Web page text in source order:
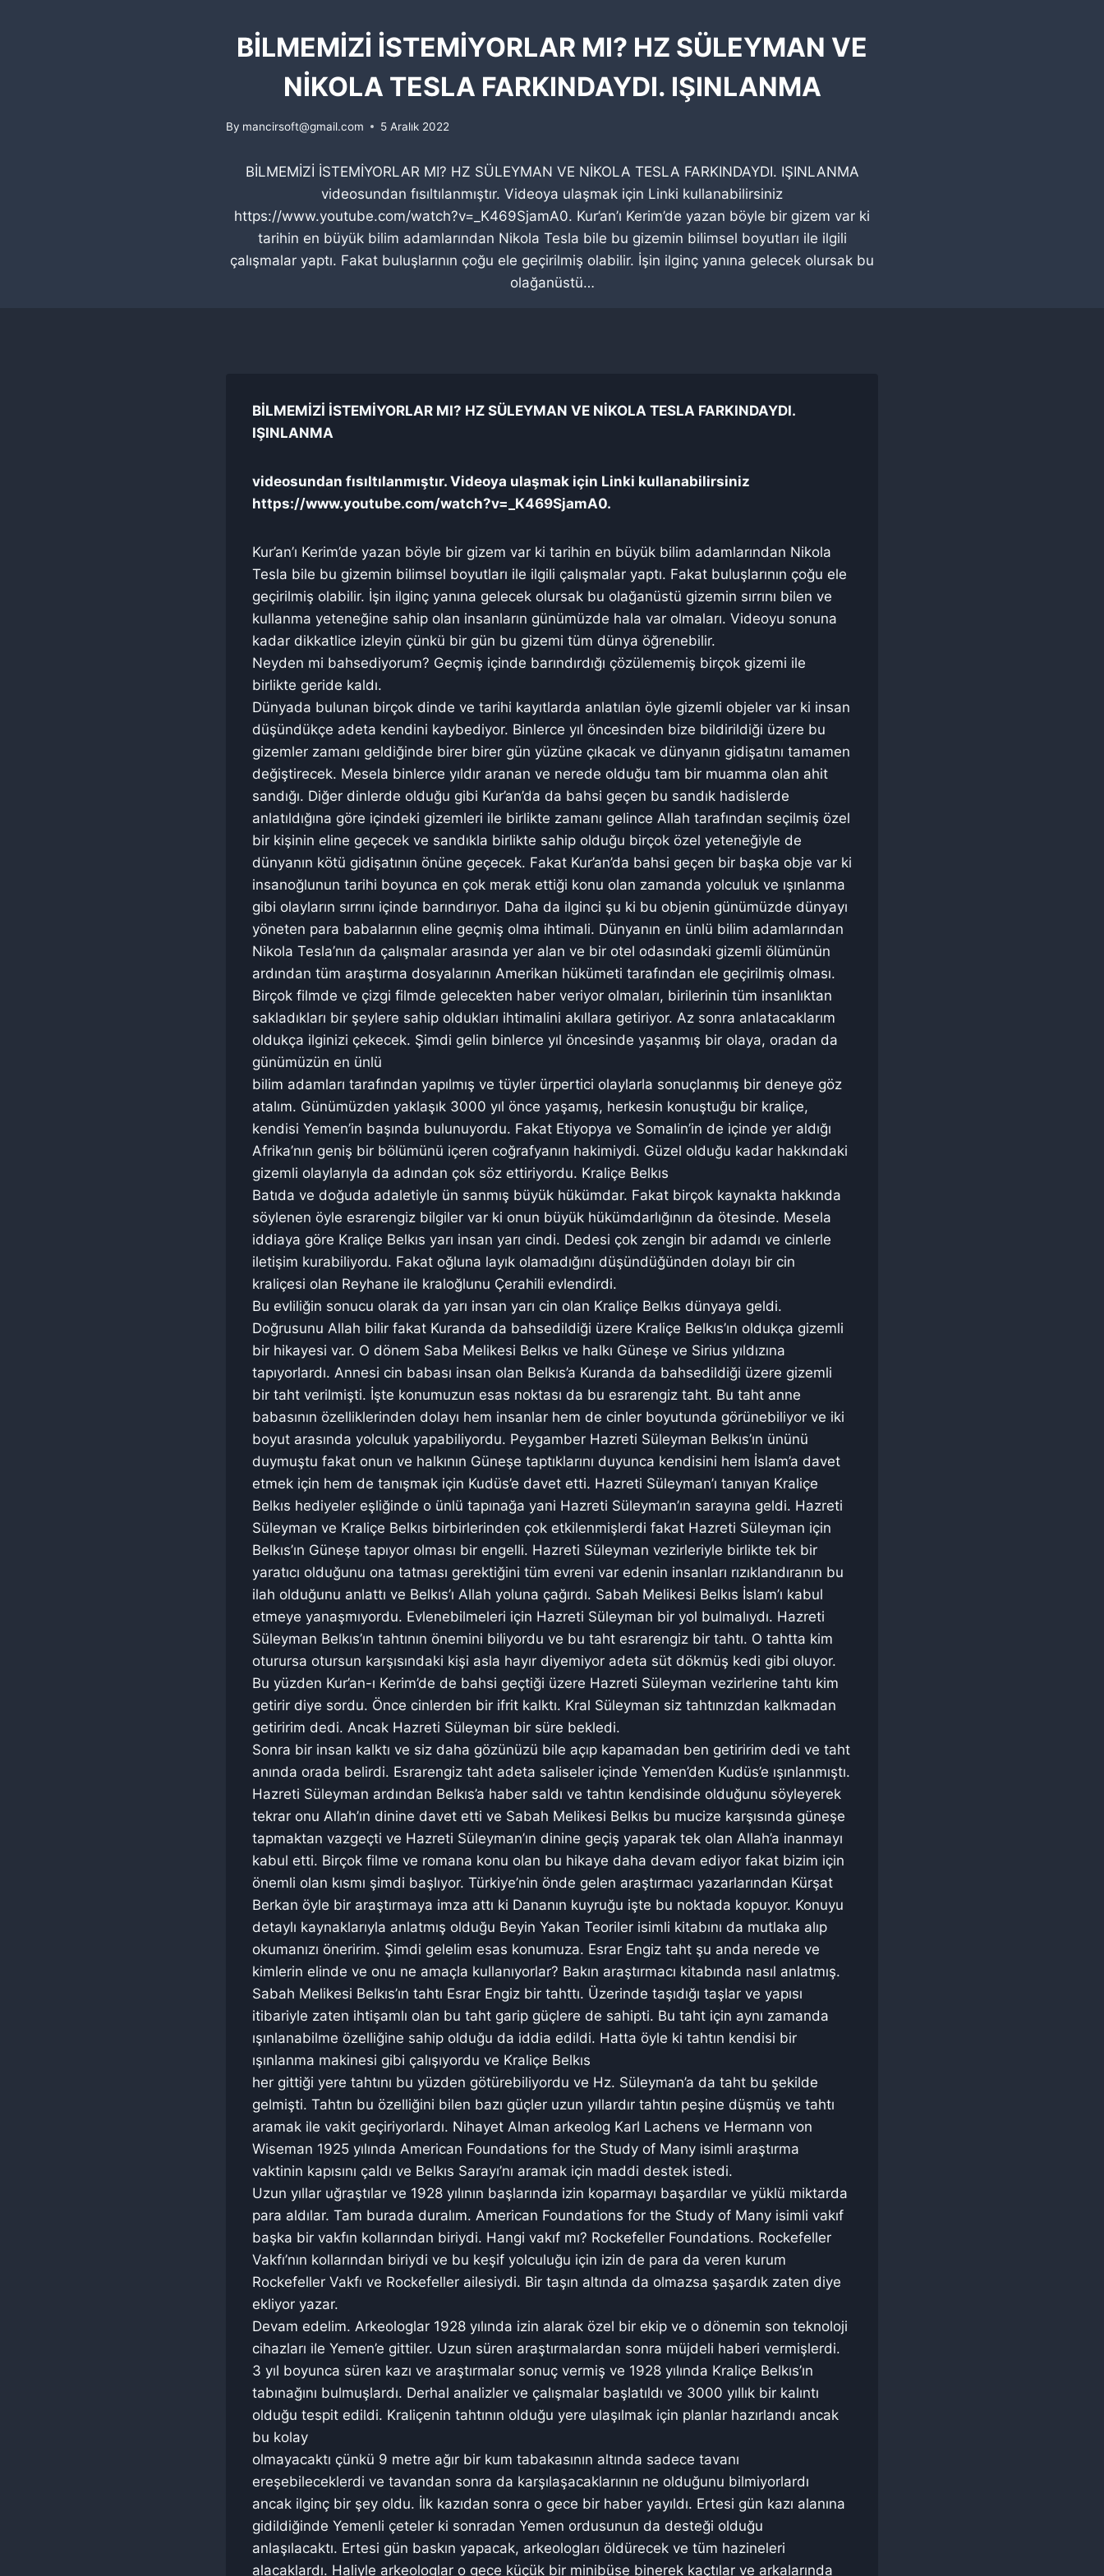
BİLMEMİZİ İSTEMİYORLAR MI? HZ SÜLEYMAN VE
NİKOLA TESLA FARKINDAYDI. IŞINLANMA
By mancirsoft@gmail.com 5 Aralık 2022
BİLMEMİZİ İSTEMİYORLAR MI? HZ SÜLEYMAN VE NİKOLA TESLA FARKINDAYDI. IŞINLANMA
videosundan fısıltılanmıştır. Videoya ulaşmak için Linki kullanabilirsiniz
https://www.youtube.com/watch?v=_K469SjamA0. Kur’an’ı Kerim’de yazan böyle bir gizem var ki
tarihin en büyük bilim adamlarından Nikola Tesla bile bu gizemin bilimsel boyutları ile ilgili
çalışmalar yaptı. Fakat buluşlarının çoğu ele geçirilmiş olabilir. İşin ilginç yanına gelecek olursak bu
olağanüstü…
BİLMEMİZİ İSTEMİYORLAR MI? HZ SÜLEYMAN VE NİKOLA TESLA FARKINDAYDI.
IŞINLANMA
videosundan fısıltılanmıştır. Videoya ulaşmak için Linki kullanabilirsiniz
https://www.youtube.com/watch?v=_K469SjamA0.
Kur’an’ı Kerim’de yazan böyle bir gizem var ki tarihin en büyük bilim adamlarından Nikola
Tesla bile bu gizemin bilimsel boyutları ile ilgili çalışmalar yaptı. Fakat buluşlarının çoğu ele
geçirilmiş olabilir. İşin ilginç yanına gelecek olursak bu olağanüstü gizemin sırrını bilen ve
kullanma yeteneğine sahip olan insanların günümüzde hala var olmaları. Videoyu sonuna
kadar dikkatlice izleyin çünkü bir gün bu gizemi tüm dünya öğrenebilir.
Neyden mi bahsediyorum? Geçmiş içinde barındırdığı çözülememiş birçok gizemi ile
birlikte geride kaldı.
Dünyada bulunan birçok dinde ve tarihi kayıtlarda anlatılan öyle gizemli objeler var ki insan
düşündükçe adeta kendini kaybediyor. Binlerce yıl öncesinden bize bildirildiği üzere bu
gizemler zamanı geldiğinde birer birer gün yüzüne çıkacak ve dünyanın gidişatını tamamen
değiştirecek. Mesela binlerce yıldır aranan ve nerede olduğu tam bir muamma olan ahit
sandığı. Diğer dinlerde olduğu gibi Kur’an’da da bahsi geçen bu sandık hadislerde
anlatıldığına göre içindeki gizemleri ile birlikte zamanı gelince Allah tarafından seçilmiş özel
bir kişinin eline geçecek ve sandıkla birlikte sahip olduğu birçok özel yeteneğiyle de
dünyanın kötü gidişatının önüne geçecek. Fakat Kur’an’da bahsi geçen bir başka obje var ki
insanoğlunun tarihi boyunca en çok merak ettiği konu olan zamanda yolculuk ve ışınlanma
gibi olayların sırrını içinde barındırıyor. Daha da ilginci şu ki bu objenin günümüzde dünyayı
yöneten para babalarının eline geçmiş olma ihtimali. Dünyanın en ünlü bilim adamlarından
Nikola Tesla’nın da çalışmalar arasında yer alan ve bir otel odasındaki gizemli ölümünün
ardından tüm araştırma dosyalarının Amerikan hükümeti tarafından ele geçirilmiş olması.
Birçok filmde ve çizgi filmde gelecekten haber veriyor olmaları, birilerinin tüm insanlıktan
sakladıkları bir şeylere sahip oldukları ihtimalini akıllara getiriyor. Az sonra anlatacaklarım
oldukça ilginizi çekecek. Şimdi gelin binlerce yıl öncesinde yaşanmış bir olaya, oradan da
günümüzün en ünlü
bilim adamları tarafından yapılmış ve tüyler ürpertici olaylarla sonuçlanmış bir deneye göz
atalım. Günümüzden yaklaşık 3000 yıl önce yaşamış, herkesin konuştuğu bir kraliçe,
kendisi Yemen’in başında bulunuyordu. Fakat Etiyopya ve Somalin’in de içinde yer aldığı
Afrika’nın geniş bir bölümünü içeren coğrafyanın hakimiydi. Güzel olduğu kadar hakkındaki
gizemli olaylarıyla da adından çok söz ettiriyordu. Kraliçe Belkıs
Batıda ve doğuda adaletiyle ün sanmış büyük hükümdar. Fakat birçok kaynakta hakkında
söylenen öyle esrarengiz bilgiler var ki onun büyük hükümdarlığının da ötesinde. Mesela
iddiaya göre Kraliçe Belkıs yarı insan yarı cindi. Dedesi çok zengin bir adamdı ve cinlerle
iletişim kurabiliyordu. Fakat oğluna layık olamadığını düşündüğünden dolayı bir cin
kraliçesi olan Reyhane ile kraloğlunu Çerahili evlendirdi.
Bu evliliğin sonucu olarak da yarı insan yarı cin olan Kraliçe Belkıs dünyaya geldi.
Doğrusunu Allah bilir fakat Kuranda da bahsedildiği üzere Kraliçe Belkıs’ın oldukça gizemli
bir hikayesi var. O dönem Saba Melikesi Belkıs ve halkı Güneşe ve Sirius yıldızına
tapıyorlardı. Annesi cin babası insan olan Belkıs’a Kuranda da bahsedildiği üzere gizemli
bir taht verilmişti. İşte konumuzun esas noktası da bu esrarengiz taht. Bu taht anne
babasının özelliklerinden dolayı hem insanlar hem de cinler boyutunda görünebiliyor ve iki
boyut arasında yolculuk yapabiliyordu. Peygamber Hazreti Süleyman Belkıs’ın ününü
duymuştu fakat onun ve halkının Güneşe taptıklarını duyunca kendisini hem İslam’a davet
etmek için hem de tanışmak için Kudüs’e davet etti. Hazreti Süleyman’ı tanıyan Kraliçe
Belkıs hediyeler eşliğinde o ünlü tapınağa yani Hazreti Süleyman’ın sarayına geldi. Hazreti
Süleyman ve Kraliçe Belkıs birbirlerinden çok etkilenmişlerdi fakat Hazreti Süleyman için
Belkıs’ın Güneşe tapıyor olması bir engelli. Hazreti Süleyman vezirleriyle birlikte tek bir
yaratıcı olduğunu ona tatması gerektiğini tüm evreni var edenin insanları rızıklandıranın bu
ilah olduğunu anlattı ve Belkıs’ı Allah yoluna çağırdı. Sabah Melikesi Belkıs İslam’ı kabul
etmeye yanaşmıyordu. Evlenebilmeleri için Hazreti Süleyman bir yol bulmalıydı. Hazreti
Süleyman Belkıs’ın tahtının önemini biliyordu ve bu taht esrarengiz bir tahtı. O tahtta kim
oturursa otursun karşısındaki kişi asla hayır diyemiyor adeta süt dökmüş kedi gibi oluyor.
Bu yüzden Kur’an-ı Kerim’de de bahsi geçtiği üzere Hazreti Süleyman vezirlerine tahtı kim
getirir diye sordu. Önce cinlerden bir ifrit kalktı. Kral Süleyman siz tahtınızdan kalkmadan
getiririm dedi. Ancak Hazreti Süleyman bir süre bekledi.
Sonra bir insan kalktı ve siz daha gözünüzü bile açıp kapamadan ben getiririm dedi ve taht
anında orada belirdi. Esrarengiz taht adeta saliseler içinde Yemen’den Kudüs’e ışınlanmıştı.
Hazreti Süleyman ardından Belkıs’a haber saldı ve tahtın kendisinde olduğunu söyleyerek
tekrar onu Allah’ın dinine davet etti ve Sabah Melikesi Belkıs bu mucize karşısında güneşe
tapmaktan vazgeçti ve Hazreti Süleyman’ın dinine geçiş yaparak tek olan Allah’a inanmayı
kabul etti. Birçok filme ve romana konu olan bu hikaye daha devam ediyor fakat bizim için
önemli olan kısmı şimdi başlıyor. Türkiye’nin önde gelen araştırmacı yazarlarından Kürşat
Berkan öyle bir araştırmaya imza attı ki Dananın kuyruğu işte bu noktada kopuyor. Konuyu
detaylı kaynaklarıyla anlatmış olduğu Beyin Yakan Teoriler isimli kitabını da mutlaka alıp
okumanızı öneririm. Şimdi gelelim esas konumuza. Esrar Engiz taht şu anda nerede ve
kimlerin elinde ve onu ne amaçla kullanıyorlar? Bakın araştırmacı kitabında nasıl anlatmış.
Sabah Melikesi Belkıs’ın tahtı Esrar Engiz bir tahttı. Üzerinde taşıdığı taşlar ve yapısı
itibariyle zaten ihtişamlı olan bu taht garip güçlere de sahipti. Bu taht için aynı zamanda
ışınlanabilme özelliğine sahip olduğu da iddia edildi. Hatta öyle ki tahtın kendisi bir
ışınlanma makinesi gibi çalışıyordu ve Kraliçe Belkıs
her gittiği yere tahtını bu yüzden götürebiliyordu ve Hz. Süleyman’a da taht bu şekilde
gelmişti. Tahtın bu özelliğini bilen bazı güçler uzun yıllardır tahtın peşine düşmüş ve tahtı
aramak ile vakit geçiriyorlardı. Nihayet Alman arkeolog Karl Lachens ve Hermann von
Wiseman 1925 yılında American Foundations for the Study of Many isimli araştırma
vaktinin kapısını çaldı ve Belkıs Sarayı’nı aramak için maddi destek istedi.
Uzun yıllar uğraştılar ve 1928 yılının başlarında izin koparmayı başardılar ve yüklü miktarda
para aldılar. Tam burada duralım. American Foundations for the Study of Many isimli vakıf
başka bir vakfın kollarından biriydi. Hangi vakıf mı? Rockefeller Foundations. Rockefeller
Vakfı’nın kollarından biriydi ve bu keşif yolculuğu için izin de para da veren kurum
Rockefeller Vakfı ve Rockefeller ailesiydi. Bir taşın altında da olmazsa şaşardık zaten diye
ekliyor yazar.
Devam edelim. Arkeologlar 1928 yılında izin alarak özel bir ekip ve o dönemin son teknoloji
cihazları ile Yemen’e gittiler. Uzun süren araştırmalardan sonra müjdeli haberi vermişlerdi.
3 yıl boyunca süren kazı ve araştırmalar sonuç vermiş ve 1928 yılında Kraliçe Belkıs’ın
tabınağını bulmuşlardı. Derhal analizler ve çalışmalar başlatıldı ve 3000 yıllık bir kalıntı
olduğu tespit edildi. Kraliçenin tahtının olduğu yere ulaşılmak için planlar hazırlandı ancak
bu kolay
olmayacaktı çünkü 9 metre ağır bir kum tabakasının altında sadece tavanı
ereşebileceklerdi ve tavandan sonra da karşılaşacaklarının ne olduğunu bilmiyorlardı
ancak ilginç bir şey oldu. İlk kazıdan sonra o gece bir haber yayıldı. Ertesi gün kazı alanına
gidildiğinde Yemenli çeteler ki sonradan Yemen ordusunun da desteği olduğu
anlaşılacaktı. Ertesi gün baskın yapacak, arkeologları öldürecek ve tüm hazineleri
alacaklardı. Haliyle arkeologlar o gece küçük bir minibüse binerek kaçtılar ve arkalarında